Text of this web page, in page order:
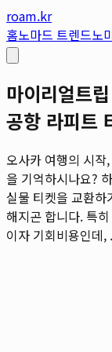
roam.kr
홈노마드 트렌드노
마이리얼트
공항 라피트
오사카 여행의 시
을 기억하시나요?
실물 티켓을 교환하
해지곤 합니다. 특
이자 기회비용인데,